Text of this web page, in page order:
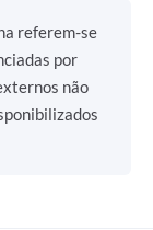
referem-se
por
não